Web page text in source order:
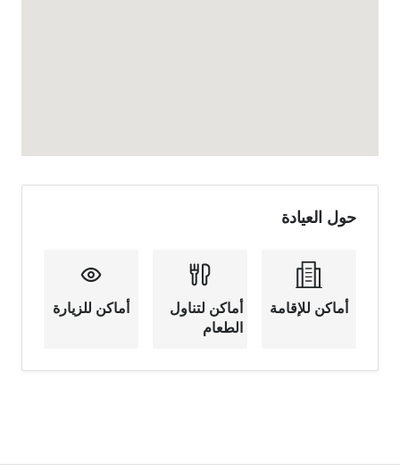
حول العيادة
أماكن للإقامة
أماكن لتناول
الطعام
أماكن للزيارة